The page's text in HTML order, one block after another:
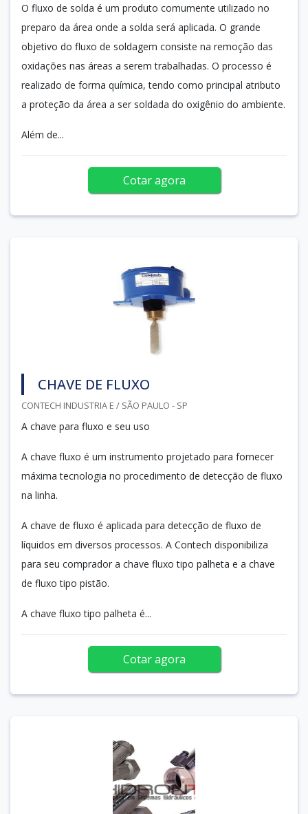
O fluxo de solda é um produto comumente utilizado no
preparo da área onde a solda será aplicada. O grande
objetivo do fluxo de soldagem consiste na remoção das
oxidações nas áreas a serem trabalhadas. O processo é
realizado de forma química, tendo como principal atributo
a proteção da área a ser soldada do oxigênio do ambiente.
Além de...
Cotar agora
CHAVE DE FLUXO
CONTECH INDUSTRIA E / SÃO PAULO - SP
A chave para fluxo e seu uso
A chave fluxo é um instrumento projetado para fornecer
máxima tecnologia no procedimento de detecção de fluxo
na linha.
A chave de fluxo é aplicada para detecção de fluxo de
líquidos em diversos processos. A Contech disponibiliza
para seu comprador a chave fluxo tipo palheta e a chave
de fluxo tipo pistão.
A chave fluxo tipo palheta é...
Cotar agora